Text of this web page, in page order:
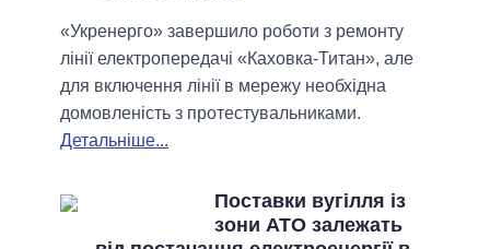
«Укренерго» завершило роботи з ремонту
лінії електропередачі «Каховка-Титан», але
для включення лінії в мережу необхідна
домовленість з протестувальниками.
Детальніше...
Поставки вугілля із
зони АТО залежать